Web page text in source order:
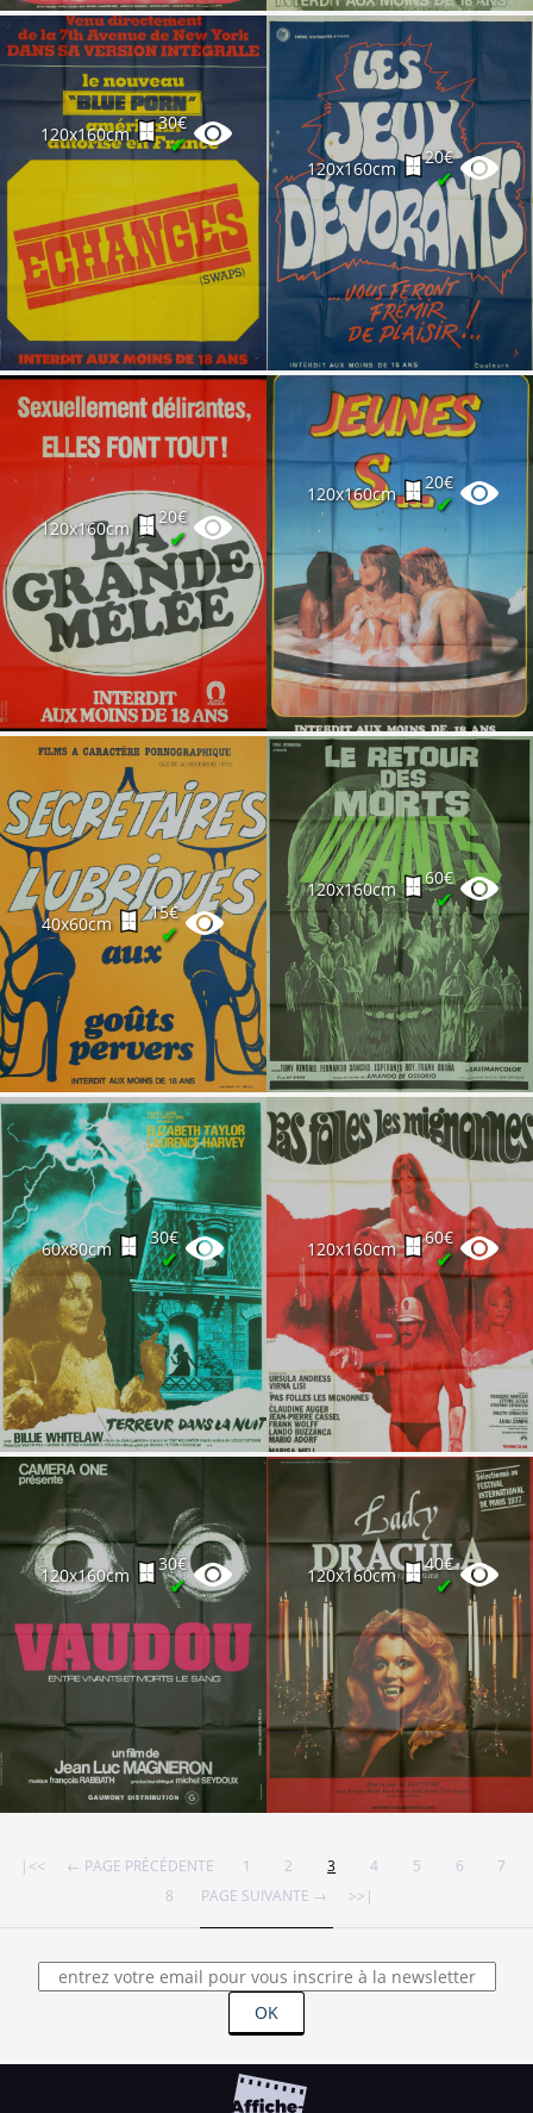
120x160cm
30€
✔
120x160cm
20€
✔
120x160cm
20€
✔
120x160cm
20€
✔
40x60cm
15€
✔
120x160cm
60€
✔
60x80cm
30€
✔ 120x160cm
60€
✔
120x160cm
30€
✔ 120x160cm
40€
✔
|<< ← PAGE PRÉCÉDENTE 1 2 3 4 5 6
7
8
PAGE SUIVANTE → >>|
OK